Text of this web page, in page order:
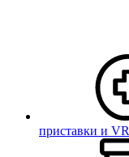
приставки и VR